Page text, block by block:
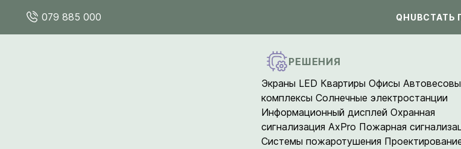
079 885 000 QHUBСТАТЬ
РЕШЕНИЯ
Экраны LED Квартиры Офисы
комплексыСолнечные электростанции
Информационный дисплей Охранная
сигнализация AxPro Пожарная
Системы пожаротушения